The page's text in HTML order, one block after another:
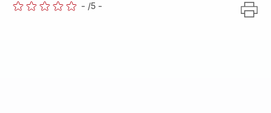
- /5 -